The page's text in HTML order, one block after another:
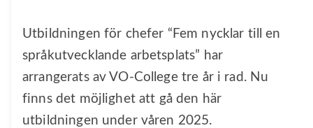
Utbildningen för chefer “Fem nycklar till en
språkutvecklande arbetsplats” har
arrangerats av VO-College tre år i rad. Nu
finns det möjlighet att gå den här
utbildningen under våren 2025.